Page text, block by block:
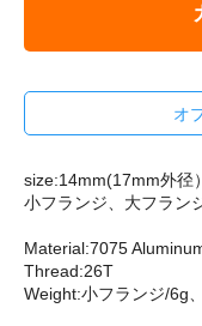
オ
size:14mm(17mm外径）
小フランジ、大フラン
Material:7075
Thread:26T
Weight:小フランジ/6g